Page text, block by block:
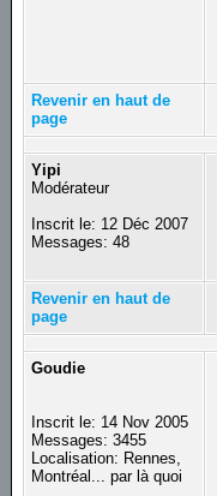
Revenir en haut de
page
Yipi
Modérateur
Inscrit le: 12 Déc 2007
Messages: 48
Revenir en haut de
page
Goudie
Inscrit le: 14 Nov 2005
Messages: 3455
Localisation: Rennes,
Montréal... par là quoi